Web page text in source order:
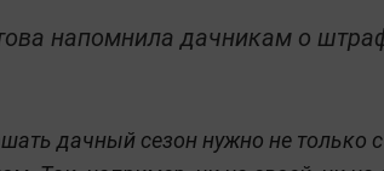
напомнила дачникам о
дачный сезон нужно не только